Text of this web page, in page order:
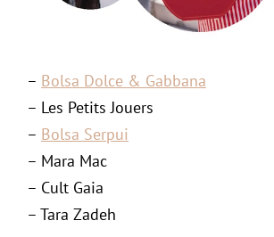
– Bolsa Dolce & Gabbana
– Les Petits Jouers
– Bolsa Serpui
– Mara Mac
– Cult Gaia
– Tara Zadeh